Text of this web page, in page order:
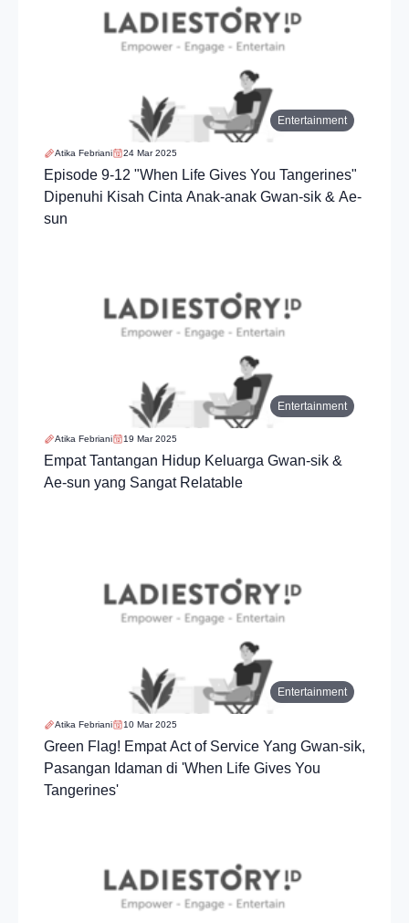
Entertainment
Atika Febriani 24 Mar 2025
Episode 9-12 "When Life Gives You Tangerines"
Dipenuhi Kisah Cinta Anak-anak Gwan-sik & Ae-
sun
Entertainment
Atika Febriani 19 Mar 2025
Empat Tantangan Hidup Keluarga Gwan-sik &
Ae-sun yang Sangat Relatable
Entertainment
Atika Febriani 10 Mar 2025
Green Flag! Empat Act of Service Yang Gwan-sik,
Pasangan Idaman di 'When Life Gives You
Tangerines'